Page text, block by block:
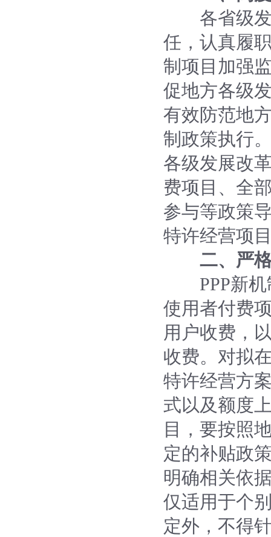
各省级发
任，认真履
制项目加强
促地方各级
有效防范地
制政策执行
各级发展改
费项目、全
参与等政策
特许经营项
二、严
PPP新机
使用者付费
用户收费，
收费。对拟
特许经营方
式以及额度
目，要按照
定的补贴政
明确相关依
仅适用于个
定外，不得